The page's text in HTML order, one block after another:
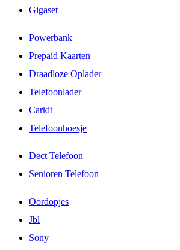
Gigaset
Powerbank
Prepaid Kaarten
Draadloze Oplader
Telefoonlader
Carkit
Telefoonhoesje
Dect Telefoon
Senioren Telefoon
Oordopjes
Jbl
Sony